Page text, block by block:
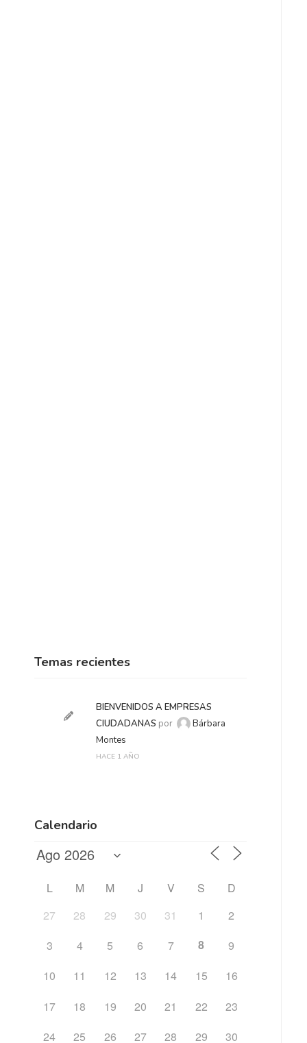
Temas recientes
BIENVENIDOS A EMPRESAS
CIUDADANAS por
Bárbara
Montes
HACE 1 AÑO
Calendario
L M M J V S
D
27
28 29 30 31 1
2
3
4 5 6 7 8
9
10
11 12 13 14 15
16
17
18 19 20 21 22
23
24
25 26 27 28 29 30